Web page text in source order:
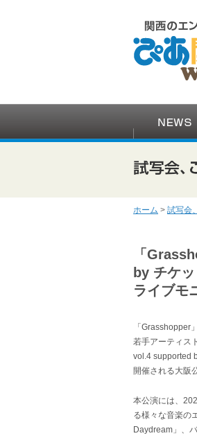
ホーム > 試写会
「
by チケ
ライブモ
「Grasshopper
若手アーティス
vol.4 supported
開催される大阪
本公演には、
る様々な音楽の
Daydream」、